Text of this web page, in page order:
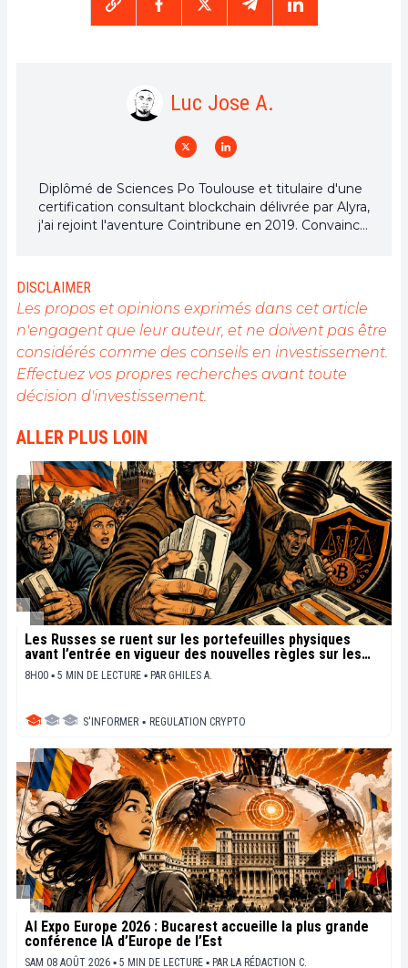
Luc Jose A.
Diplômé de Sciences Po Toulouse et titulaire d'une
certification consultant blockchain délivrée par Alyra,
j'ai rejoint l'aventure Cointribune en 2019. Convaincu
l'engagement de sensibiliser et d'informer le grand
public sur cet écosystème en constante évolution.
Mon objectif est de permettre à chacun de mieux
comprendre la blockchain et de saisir les
opportunités qu'elle offre. Je m'efforce chaque jour
de fournir une analyse objective de l'actualité, de
décrypter les tendances du marché, de relayer les
sociétaux de cette révolution en marche.
DISCLAIMER
Les propos et opinions exprimés dans cet article
n'engagent que leur auteur, et ne doivent pas être
considérés comme des conseils en investissement.
Effectuez vos propres recherches avant toute
décision d'investissement.
ALLER PLUS LOIN
Les Russes se ruent sur les portefeuilles physiques
avant l’entrée en vigueur des nouvelles règles sur les
cryptos
8H00 ▪ 5 MIN DE LECTURE ▪ PAR GHILES A.
S'INFORMER ▪ REGULATION CRYPTO
AI Expo Europe 2026 : Bucarest accueille la plus grande
conférence IA d’Europe de l’Est
SAM 08 AOÛT 2026 ▪ 5 MIN DE LECTURE ▪ PAR LA RÉDACTION C.